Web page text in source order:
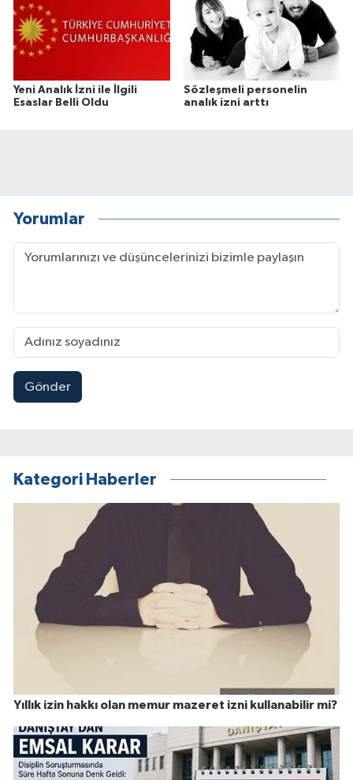
Yeni Analık İzni ile İlgili
Esaslar Belli Oldu
Sözleşmeli personelin
analık izni arttı
Yorumlar
Gönder
Kategori Haberler
Yıllık izin hakkı olan memur mazeret izni kullanabilir mi?